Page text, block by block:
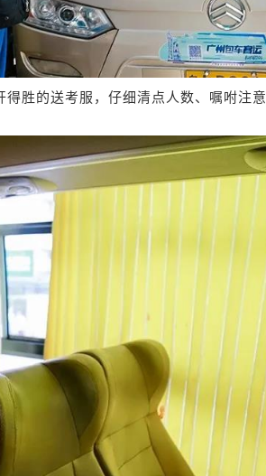
胜的送考服，仔细清点人数、嘱咐注意